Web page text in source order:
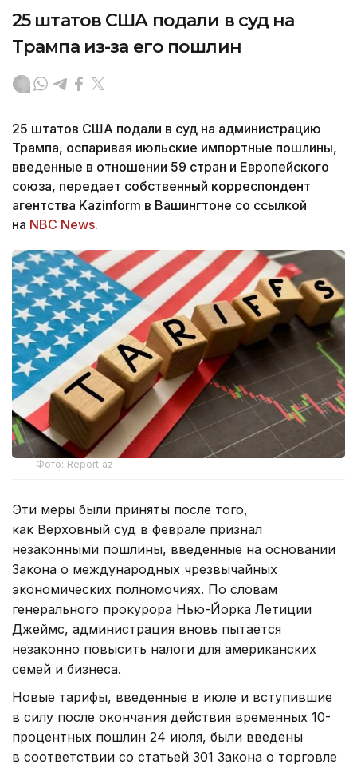
25 штатов США подали в суд на
Трампа из-за его пошлин
25 штатов США подали в суд на администрацию
Трампа, оспаривая июльские импортные пошлины,
введенные в отношении 59 стран и Европейского
союза, передает собственный корреспондент
агентства Kazinform в Вашингтоне со ссылкой
на NBC News.
Фото: Report.az
Эти меры были приняты после того,
как Верховный суд в феврале признал
незаконными пошлины, введенные на основании
Закона о международных чрезвычайных
экономических полномочиях. По словам
генерального прокурора Нью-Йорка Летиции
Джеймс, администрация вновь пытается
незаконно повысить налоги для американских
семей и бизнеса.
Новые тарифы, введенные в июле и вступившие
в силу после окончания действия временных 10-
процентных пошлин 24 июля, были введены
в соответствии со статьей 301 Закона о торговле